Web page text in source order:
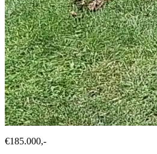
€185.000,-